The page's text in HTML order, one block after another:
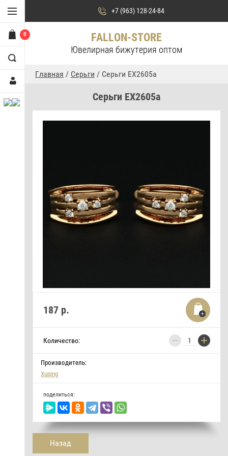
0
+7 (963) 128-24-84
FALLON-STORE
Ювелирная бижутерия оптом
Главная / Серьги / Серьги EX2605a
Серьги EX2605a
187 р.
Количество: − +
Производитель:
Xuping
поделиться:
Назад